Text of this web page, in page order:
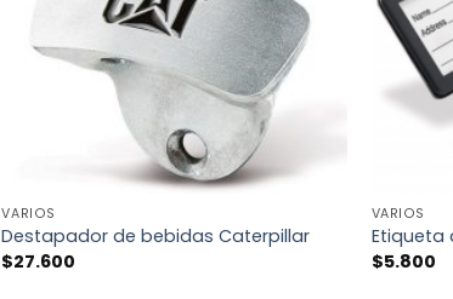
VARIOS
Destapador de bebidas Caterpillar
$27.600
VARIOS
Etiqueta
$5.800